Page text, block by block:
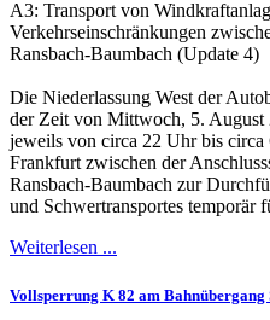
A3: Transport von
Verkehrseinschränkungen
Ransbach-Baumbach (Update 4)
Die Niederlassung West der
der Zeit von Mittwoch, 5. August
jeweils von circa 22 Uhr bis
Frankfurt zwischen der
Ransbach-Baumbach zur
und Schwertransportes temporär
Weiterlesen ...
Vollsperrung K 82 am Bahnübergang